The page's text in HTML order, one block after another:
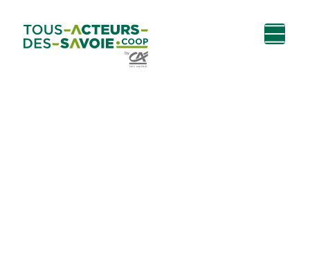
contenu
principal